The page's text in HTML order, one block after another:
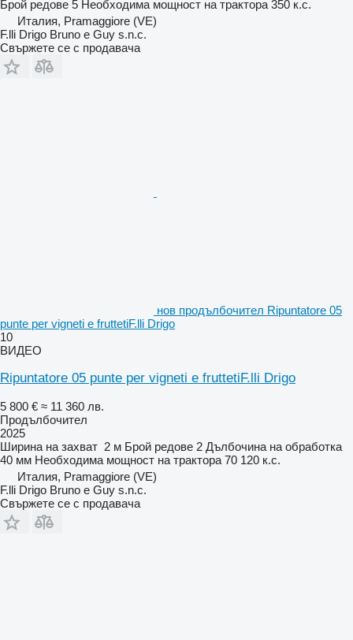
Брой редове 5 Необходима мощност на трактора 350 к.с.
Италия, Pramaggiore (VE)
F.lli Drigo Bruno e Guy s.n.c.
Свържете се с продавача
нов продълбочител Ripuntatore 05
punte per vigneti e fruttetiF.lli Drigo
10
ВИДЕО
Ripuntatore 05 punte per vigneti e fruttetiF.lli Drigo
5 800 € ≈ 11 360 лв.
Продълбочител
2025
Ширина на захват 2 м Брой редове 2 Дълбочина на обработка
40 мм Необходима мощност на трактора 70 120 к.с.
Италия, Pramaggiore (VE)
F.lli Drigo Bruno e Guy s.n.c.
Свържете се с продавача